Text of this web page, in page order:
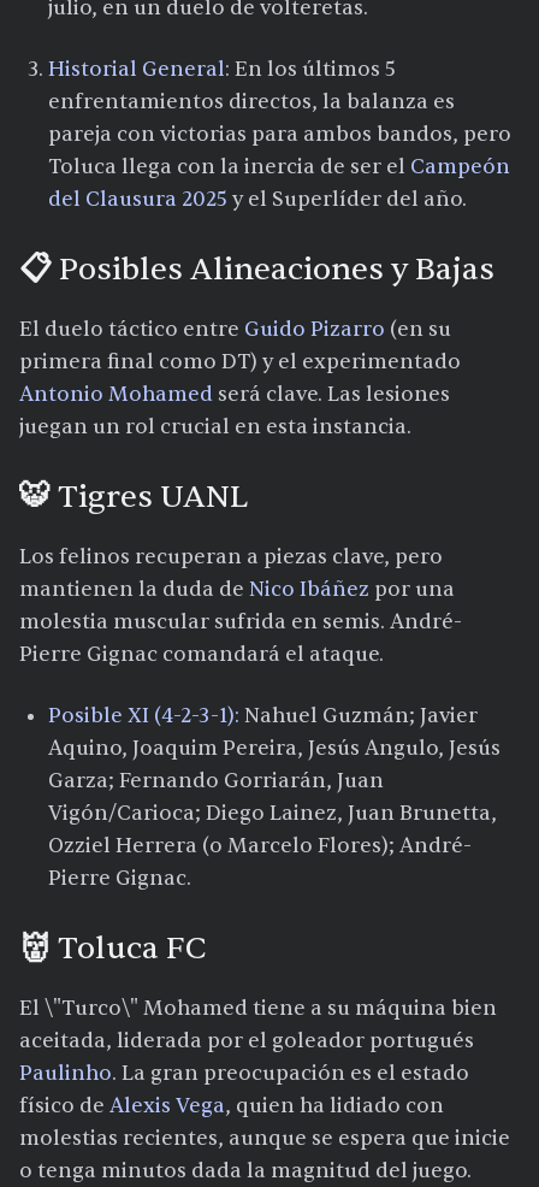
julio, en un duelo de volteretas.​
Historial General: En los últimos 5
enfrentamientos directos, la balanza es
pareja con victorias para ambos bandos, pero
Toluca llega con la inercia de ser el Campeón
del Clausura 2025 y el Superlíder del año.​
📋 Posibles Alineaciones y Bajas
El duelo táctico entre Guido Pizarro (en su
primera final como DT) y el experimentado
Antonio Mohamed será clave. Las lesiones
juegan un rol crucial en esta instancia.
🐯 Tigres UANL
Los felinos recuperan a piezas clave, pero
mantienen la duda de Nico Ibáñez por una
molestia muscular sufrida en semis. André-
Pierre Gignac comandará el ataque.
Posible XI (4-2-3-1): Nahuel Guzmán; Javier
Aquino, Joaquim Pereira, Jesús Angulo, Jesús
Garza; Fernando Gorriarán, Juan
Vigón/Carioca; Diego Lainez, Juan Brunetta,
Ozziel Herrera (o Marcelo Flores); André-
Pierre Gignac.​
👹 Toluca FC
El \"Turco\" Mohamed tiene a su máquina bien
aceitada, liderada por el goleador portugués
Paulinho. La gran preocupación es el estado
físico de Alexis Vega, quien ha lidiado con
molestias recientes, aunque se espera que inicie
o tenga minutos dada la magnitud del juego.